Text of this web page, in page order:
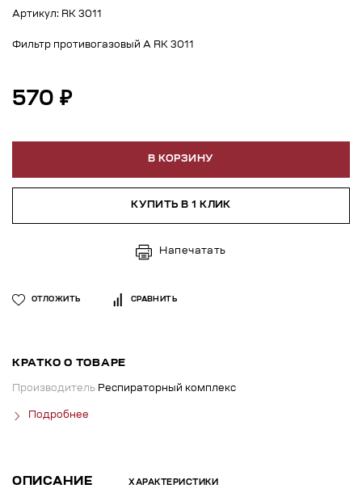
Артикул: RK 3011
Фильтр противогазовый А RK 3011
570 ₽
В КОРЗИНУ
КУПИТЬ В 1 КЛИК
Напечатать
ОТЛОЖИТЬ СРАВНИТЬ
КРАТКО О ТОВАРЕ
Производитель Респираторный комплекс
Подробнее
ОПИСАНИЕ ХАРАКТЕРИСТИКИ